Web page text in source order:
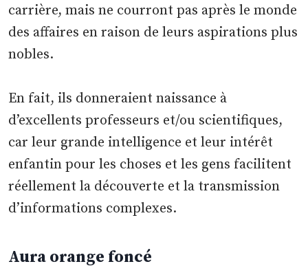
carrière, mais ne courront pas après le monde
des affaires en raison de leurs aspirations plus
nobles.
En fait, ils donneraient naissance à
d’excellents professeurs et/ou scientifiques,
car leur grande intelligence et leur intérêt
enfantin pour les choses et les gens facilitent
réellement la découverte et la transmission
d’informations complexes.
Aura orange foncé